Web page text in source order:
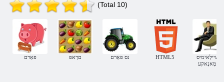
(Total 10)
פאַרם םרַאפ נס פאַרם HTML5
ןַאשיילַאימיס
שימָאנָאקע